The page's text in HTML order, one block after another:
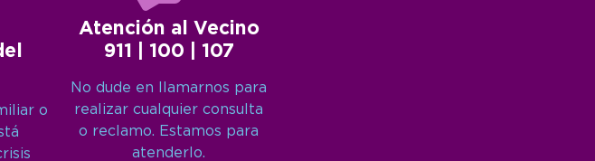
o
Atención al Vecino
911 | 100 | 107
No dude en llamarnos para
realizar cualquier consulta
o reclamo. Estamos para
atenderlo.